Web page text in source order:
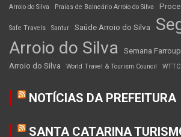
Arroio do Silva
Praias de Balneário Arroio do Silva
Safe Travels Santur Saúde Arroio do Silva
Arroio do Silva
Semana
Arroio do Silva
World Travel & Tourism Council WTTC
NOTÍCIAS DA PREFEITURA
SANTA CATARINA